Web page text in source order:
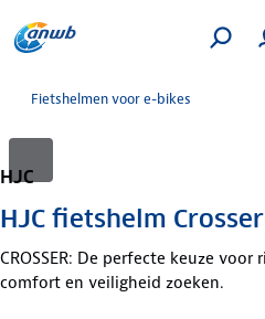
Fietshelmen voor e-bikes
HJC
HJC fietshelm Crosser
CROSSER: De perfecte keuze
comfort en veiligheid zoeken.